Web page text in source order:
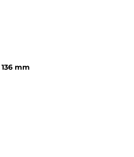
136 mm